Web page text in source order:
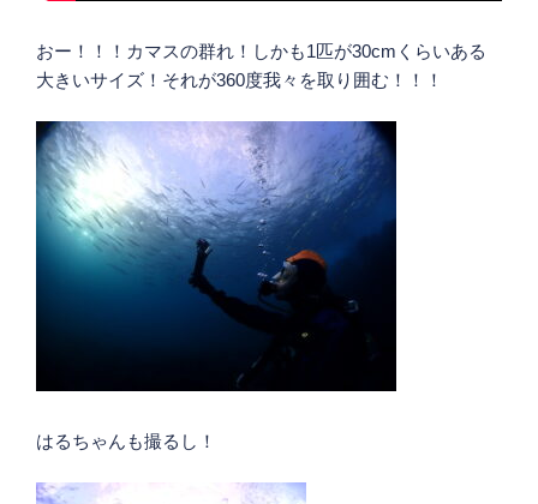
おー！！！カマスの群れ！しかも1匹が30cmくらいある
大きいサイズ！それが360度我々を取り囲む！！！
はるちゃんも撮るし！